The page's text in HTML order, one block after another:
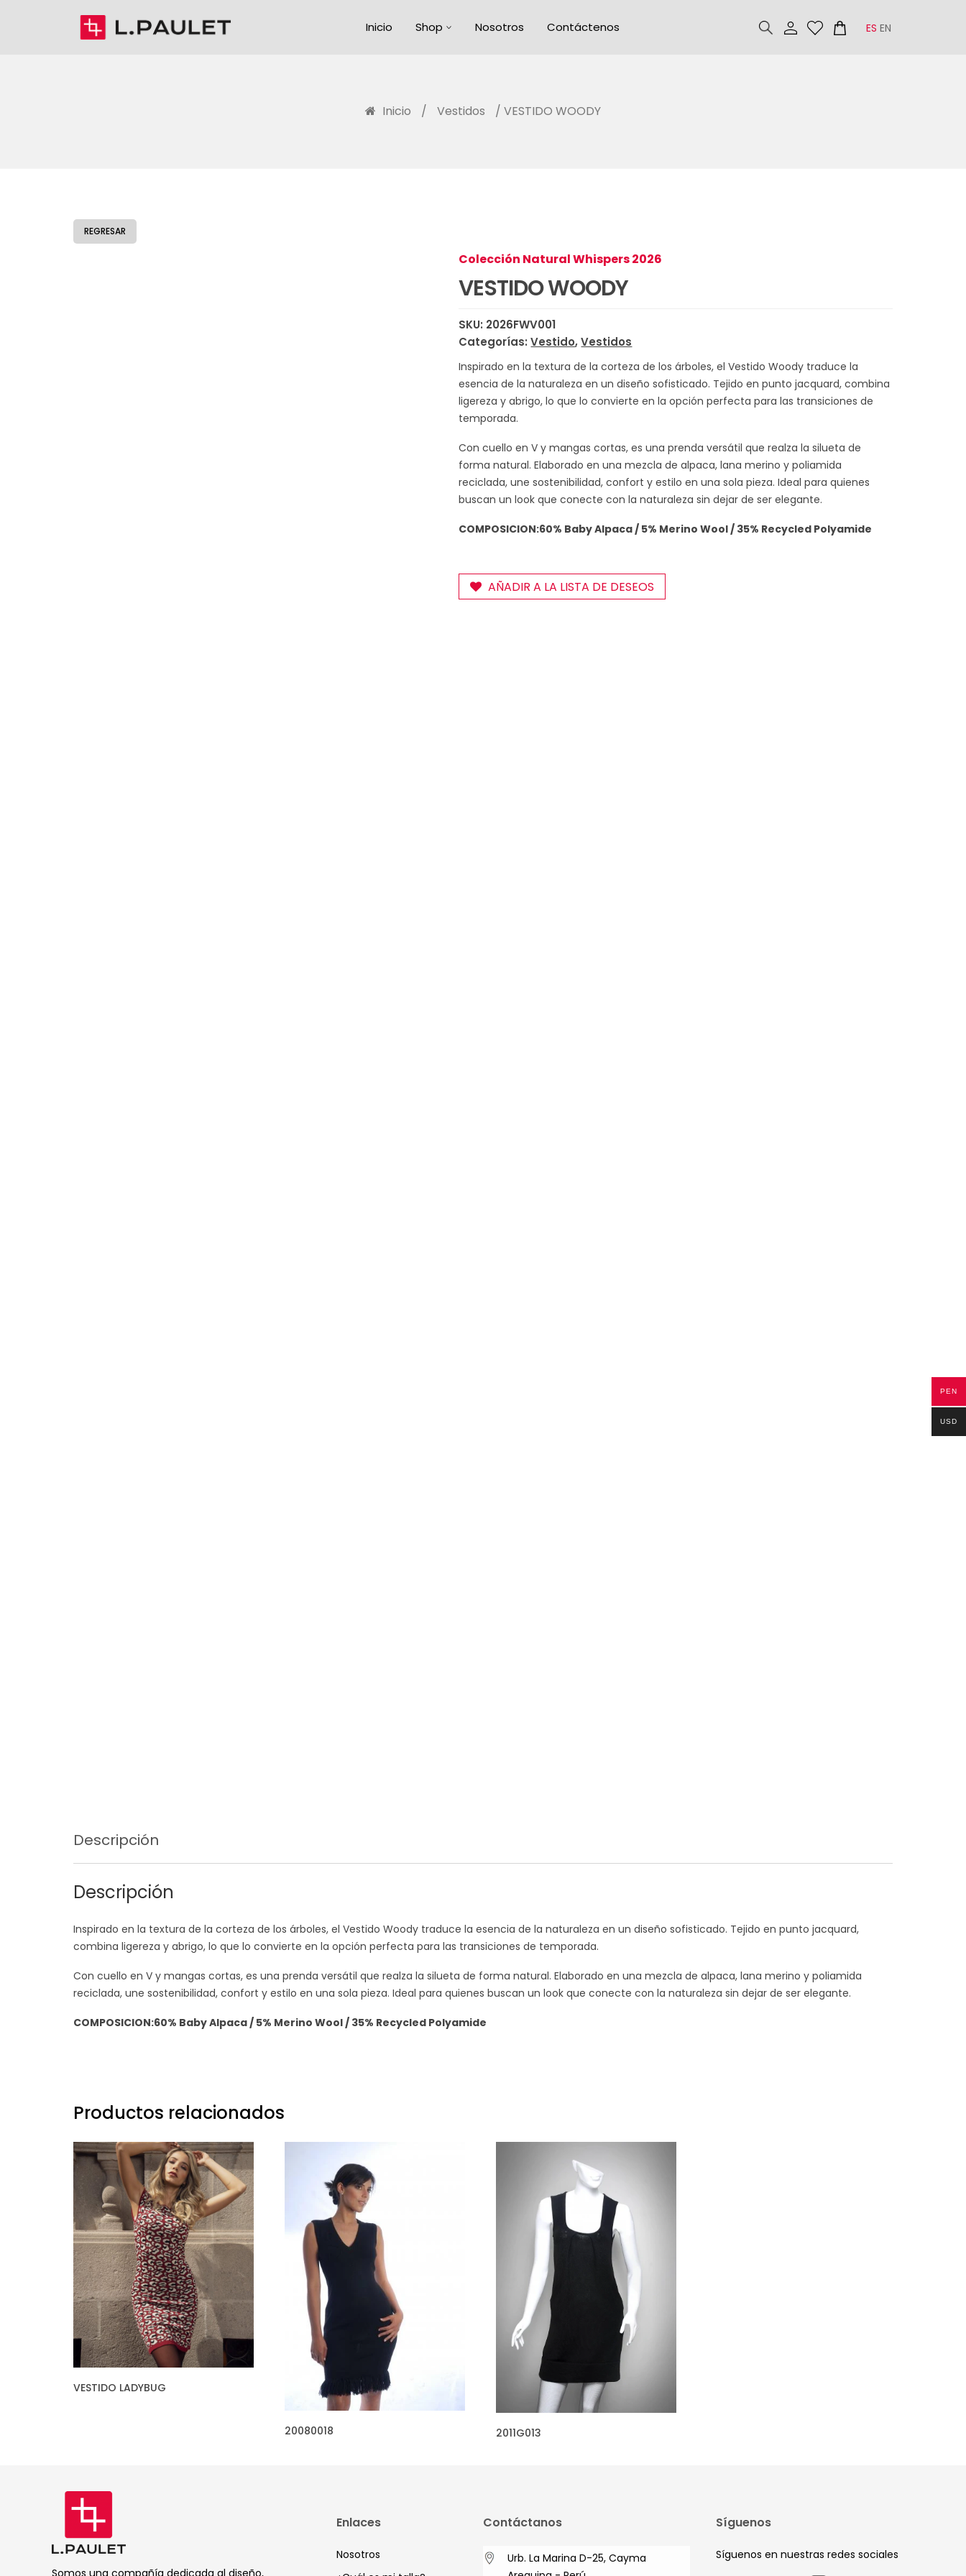
Inicio Shop Nosotros Contáctenos ES EN
Inicio / Vestidos / VESTIDO WOODY
REGRESAR
Colección Natural Whispers 2026
VESTIDO WOODY
SKU: 2026FWV001
Categorías:Vestido,Vestidos
Inspirado en la textura de la corteza de los árboles, el Vestido Woody traduce la
esencia de la naturaleza en un diseño sofisticado. Tejido en punto jacquard, combina
ligereza y abrigo, lo que lo convierte en la opción perfecta para las transiciones de
temporada.
Con cuello en V y mangas cortas, es una prenda versátil que realza la silueta de
forma natural. Elaborado en una mezcla de alpaca, lana merino y poliamida
reciclada, une sostenibilidad, confort y estilo en una sola pieza. Ideal para quienes
buscan un look que conecte con la naturaleza sin dejar de ser elegante.
COMPOSICION:60% Baby Alpaca / 5% Merino Wool / 35% Recycled Polyamide
AÑADIR A LA LISTA DE DESEOS
Descripción
Descripción
Inspirado en la textura de la corteza de los árboles, el Vestido Woody traduce la esencia de la naturaleza en un diseño sofisticado. Tejido en punto jacquard,
combina ligereza y abrigo, lo que lo convierte en la opción perfecta para las transiciones de temporada.
Con cuello en V y mangas cortas, es una prenda versátil que realza la silueta de forma natural. Elaborado en una mezcla de alpaca, lana merino y poliamida
reciclada, une sostenibilidad, confort y estilo en una sola pieza. Ideal para quienes buscan un look que conecte con la naturaleza sin dejar de ser elegante.
COMPOSICION:60% Baby Alpaca / 5% Merino Wool / 35% Recycled Polyamide
Productos relacionados
VESTIDO LADYBUG
20080018 2011G013
Enlaces
Nosotros
Contáctanos
Urb. La Marina D-25, Cayma
Síguenos
Síguenos en nuestras redes sociales
PEN
USD